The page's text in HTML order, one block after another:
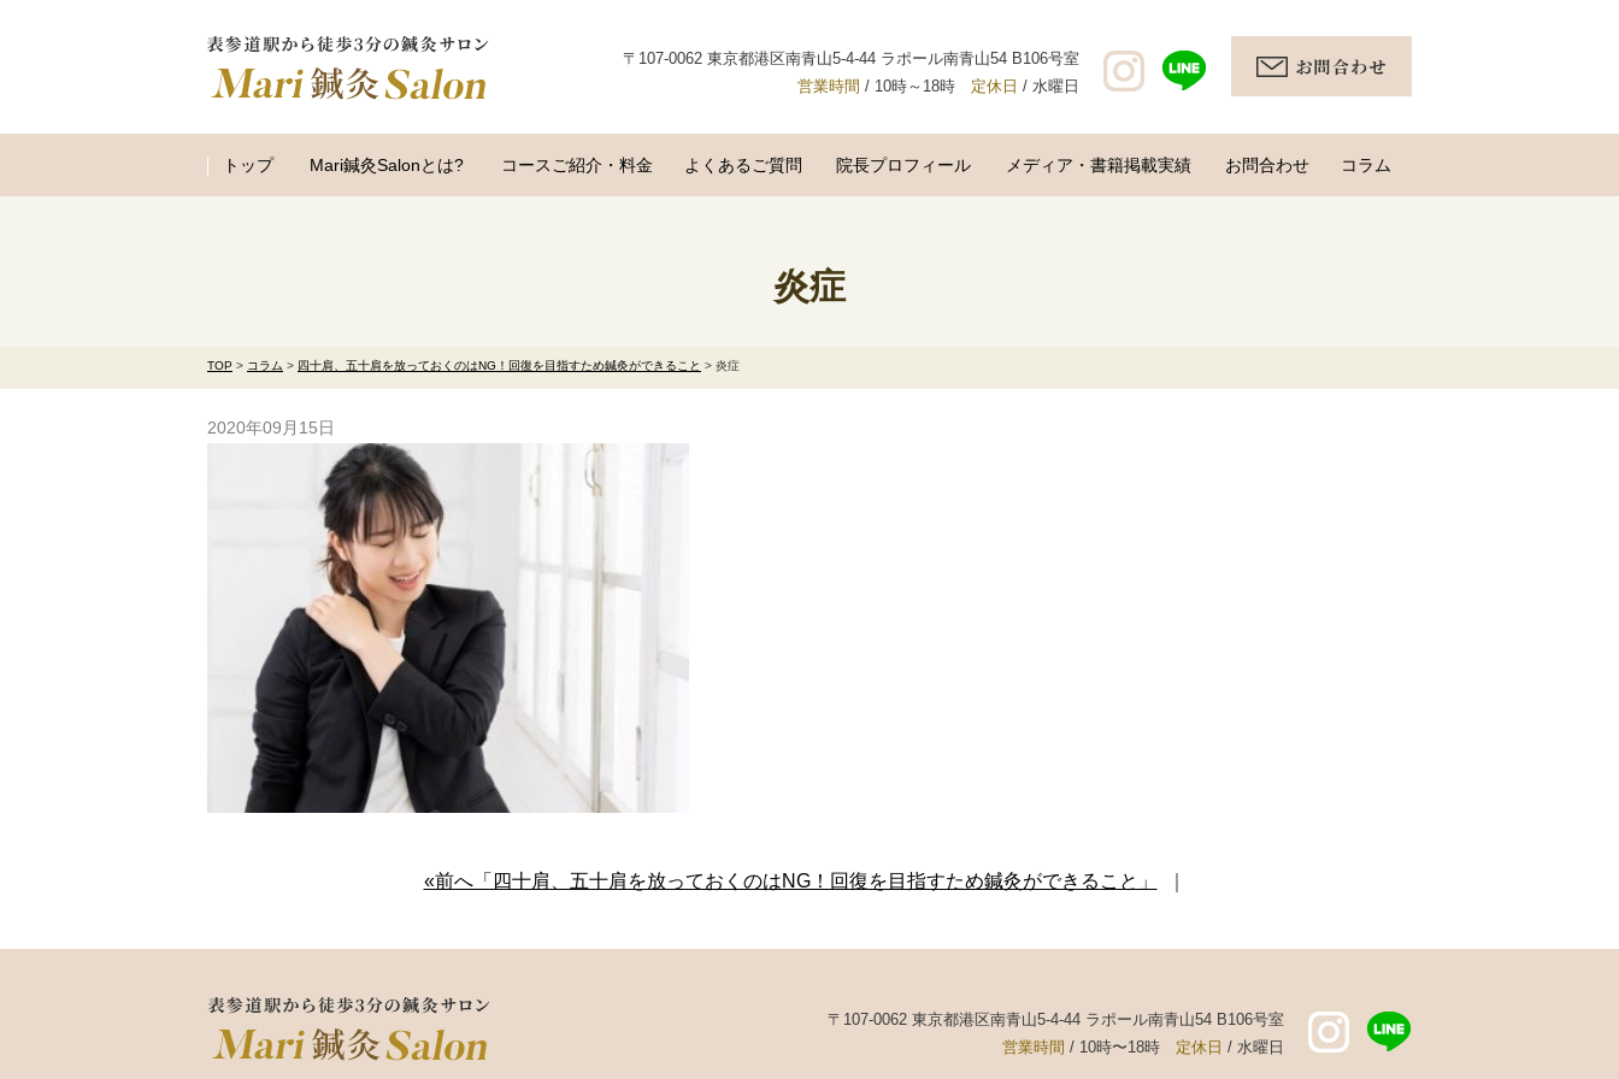
〒107-0062 東京都港区南青山5-4-44 ラポール南青山54 B106号室
営業時間 / 10時～18時 定休日 / 水曜日
トップ Mari鍼灸Salonとは? コースご紹介・料金 よくあるご質問 院長プロフィール メディア・書籍掲載実績 お問合わせ コラム
炎症
TOP > コラム > 四十肩、五十肩を放っておくのはNG！回復を目指すため鍼灸ができること > 炎症
2020年09月15日
«前へ「四十肩、五十肩を放っておくのはNG！回復を目指すため鍼灸ができること」
〒107-0062 東京都港区南青山5-4-44 ラポール南青山54 B106号室
営業時間 / 10時〜18時 定休日 / 水曜日